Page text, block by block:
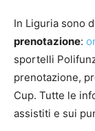
In Liguria sono
prenotazione:
sportelli
prenotazione,
Cup. Tutte le
assistiti e sui